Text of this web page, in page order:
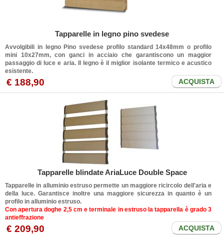
Tapparelle in legno pino svedese
Avvolgibili in legno Pino svedese profilo standard 14x48mm o profilo
mini 10x27mm, con ganci in acciaio che garantiscono un maggior
passaggio di luce e aria. Il legno è il miglior isolante termico e acustico
esistente.
€ 188,90 ACQUISTA
Tapparelle blindate AriaLuce Double Space
Tapparelle in alluminio estruso permette un maggiore ricircolo dell'aria e
della luce. Garantisce inoltre una maggiore sicurezza in quanto è un
profilo in alluminio estruso.
Con apertura doghe 2,5 cm e terminale in estruso la tapparella è grado 3
antieffrazione
€ 209,90 ACQUISTA